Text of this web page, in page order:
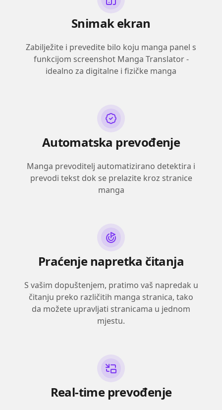
Snimak ekran
Zabilježite i prevedite bilo koju manga panel s
funkcijom screenshot Manga Translator -
idealno za digitalne i fizičke manga
Automatska prevođenje
Manga prevoditelj automatizirano detektira i
prevodi tekst dok se prelazite kroz stranice
manga
Praćenje napretka čitanja
S vašim dopuštenjem, pratimo vaš napredak u
čitanju preko različitih manga stranica, tako
da možete upravljati stranicama u jednom
mjestu.
Real-time prevođenje